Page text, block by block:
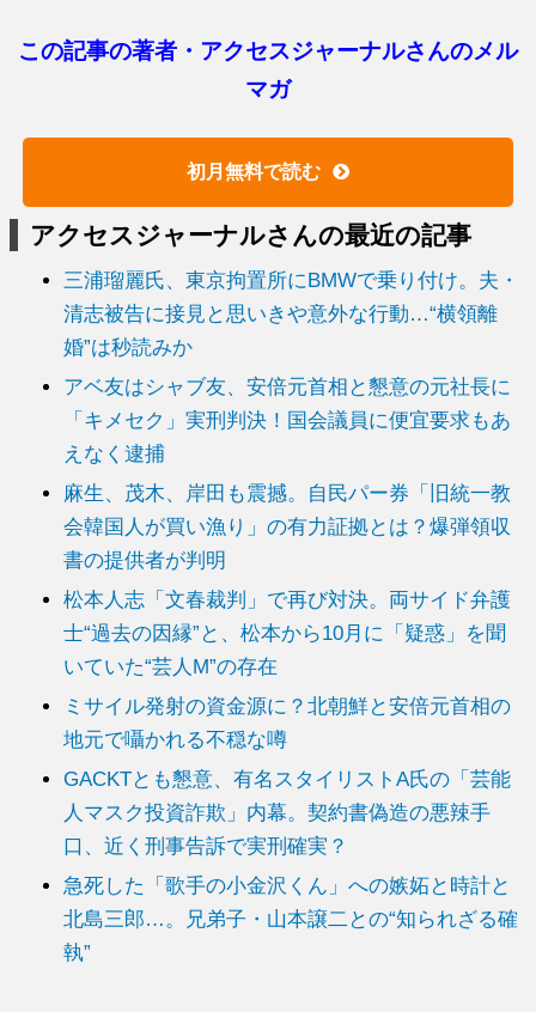
この記事の著者・アクセスジャーナルさんのメル
マガ
初月無料で読む
アクセスジャーナルさんの最近の記事
三浦瑠麗氏、東京拘置所にBMWで乗り付け。夫・
清志被告に接見と思いきや意外な行動…“横領離
婚”は秒読みか
アベ友はシャブ友、安倍元首相と懇意の元社長に
「キメセク」実刑判決！国会議員に便宜要求もあ
えなく逮捕
麻生、茂木、岸田も震撼。自民パー券「旧統一教
会韓国人が買い漁り」の有力証拠とは？爆弾領収
書の提供者が判明
松本人志「文春裁判」で再び対決。両サイド弁護
士“過去の因縁”と、松本から10月に「疑惑」を聞
いていた“芸人M”の存在
ミサイル発射の資金源に？北朝鮮と安倍元首相の
地元で囁かれる不穏な噂
GACKTとも懇意、有名スタイリストA氏の「芸能
人マスク投資詐欺」内幕。契約書偽造の悪辣手
口、近く刑事告訴で実刑確実？
急死した「歌手の小金沢くん」への嫉妬と時計と
北島三郎…。兄弟子・山本譲二との“知られざる確
執”